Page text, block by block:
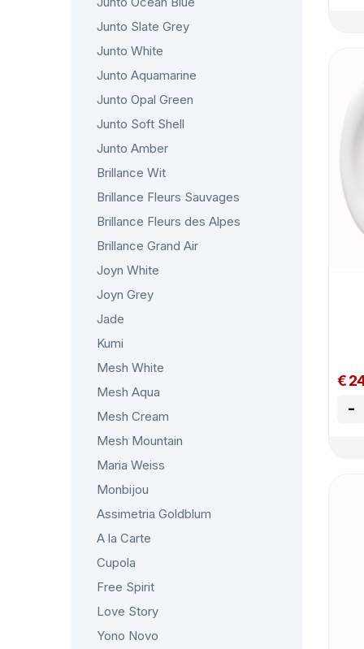
Junto Slate Grey
Junto White
Junto Aquamarine
Junto Opal Green
Junto Soft Shell
Junto Amber
Brillance Wit
Brillance Fleurs Sauvages
Brillance Fleurs des Alpes
Brillance Grand Air
Joyn White
Joyn Grey
Jade
Kumi
Mesh White
Mesh Aqua
Mesh Cream
Mesh Mountain
Maria Weiss
Monbijou
Assimetria Goldblum
A la Carte
Cupola
Free Spirit
Love Story
Yono Novo
€
-